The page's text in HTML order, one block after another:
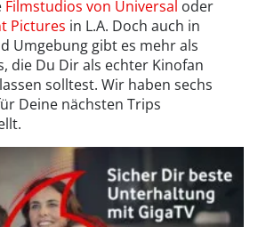
Filmstudios von Universal oder
Pictures in L.A. Doch auch in
Umgebung gibt es mehr als
die Du Dir als echter Kinofan
solltest. Wir haben sechs
Deine nächsten Trips